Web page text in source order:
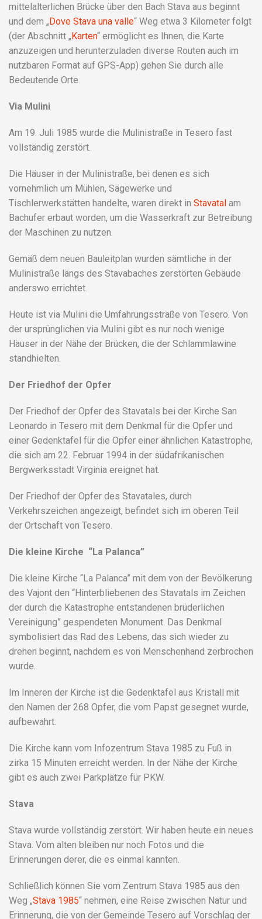
mittelalterlichen Brücke über den Bach Stava aus beginnt
und dem „Dove Stava una valle“ Weg etwa 3 Kilometer folgt
(der Abschnitt „Karten“ ermöglicht es Ihnen, die Karte
anzuzeigen und herunterzuladen diverse Routen auch im
nutzbaren Format auf GPS-App) gehen Sie durch alle
Bedeutende Orte.
Via Mulini
Am 19. Juli 1985 wurde die Mulinistraße in Tesero fast
vollständig zerstört.
Die Häuser in der Mulinistraße, bei denen es sich
vornehmlich um Mühlen, Sägewerke und
Tischlerwerkstätten handelte, waren direkt in Stavatal am
Bachufer erbaut worden, um die Wasserkraft zur Betreibung
der Maschinen zu nutzen.
Gemäß dem neuen Bauleitplan wurden sämtliche in der
Mulinistraße längs des Stavabaches zerstörten Gebäude
anderswo errichtet.
Heute ist via Mulini die Umfahrungsstraße von Tesero. Von
der ursprünglichen via Mulini gibt es nur noch wenige
Häuser in der Nähe der Brücken, die der Schlammlawine
standhielten.
Der Friedhof der Opfer
Der Friedhof der Opfer des Stavatals bei der Kirche San
Leonardo in Tesero mit dem Denkmal für die Opfer und
einer Gedenktafel für die Opfer einer ähnlichen Katastrophe,
die sich am 22. Februar 1994 in der südafrikanischen
Bergwerksstadt Virginia ereignet hat.
Der Friedhof der Opfer des Stavatales, durch
Verkehrszeichen angezeigt, befindet sich im oberen Teil
der Ortschaft von Tesero.
Die kleine Kirche “La Palanca”
Die kleine Kirche “La Palanca” mit dem von der Bevölkerung
des Vajont den “Hinterbliebenen des Stavatals im Zeichen
der durch die Katastrophe entstandenen brüderlichen
Vereinigung” gespendeten Monument. Das Denkmal
symbolisiert das Rad des Lebens, das sich wieder zu
drehen beginnt, nachdem es von Menschenhand zerbrochen
wurde.
Im Inneren der Kirche ist die Gedenktafel aus Kristall mit
den Namen der 268 Opfer, die vom Papst gesegnet wurde,
aufbewahrt.
Die Kirche kann vom Infozentrum Stava 1985 zu Fuß in
zirka 15 Minuten erreicht werden. In der Nähe der Kirche
gibt es auch zwei Parkplätze für PKW.
Stava
Stava wurde vollständig zerstört. Wir haben heute ein neues
Stava. Vom alten bleiben nur noch Fotos und die
Erinnerungen derer, die es einmal kannten.
Schließlich können Sie vom Zentrum Stava 1985 aus den
Weg „Stava 1985“ nehmen, eine Reise zwischen Natur und
Erinnerung, die von der Gemeinde Tesero auf Vorschlag der